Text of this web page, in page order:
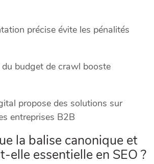
précise évite les pénalités
du budget de crawl booste
propose des solutions sur
entreprises B2B
la balise canonique et
elle essentielle en SEO ?